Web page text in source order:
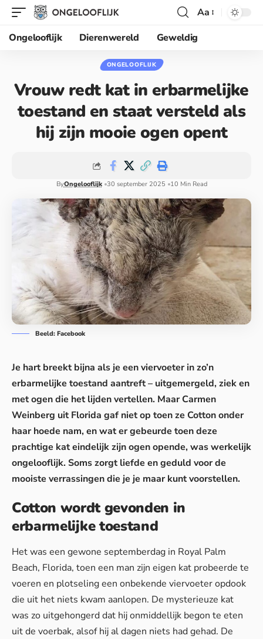
Aa
Ongelooflijk
Dierenwereld Geweldig
ONGELOOFLIJK
Vrouw redt kat in erbarmelijke
toestand en staat versteld als
hij zijn mooie ogen opent
ByOngelooflijk 30 september 2025 10 Min Read
Beeld: Facebook
Je hart breekt bijna als je een viervoeter in zo’n
erbarmelijke toestand aantreft – uitgemergeld, ziek en
met ogen die het lijden vertellen. Maar Carmen
Weinberg uit Florida gaf niet op toen ze Cotton onder
haar hoede nam, en wat er gebeurde toen deze
prachtige kat eindelijk zijn ogen opende, was werkelijk
ongelooflijk. Soms zorgt liefde en geduld voor de
mooiste verrassingen die je je maar kunt voorstellen.
Cotton wordt gevonden in
erbarmelijke toestand
Het was een gewone septemberdag in Royal Palm
Beach, Florida, toen een man zijn eigen kat probeerde te
voeren en plotseling een onbekende viervoeter opdook
die uit het niets kwam aanlopen. De mysterieuze kat
was zo uitgehongerd dat hij onmiddellijk begon te eten
uit de voerbak, alsof hij al dagen niets had gehad. De